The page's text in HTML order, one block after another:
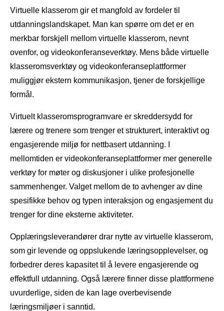
Virtuelle klasserom gir et mangfold av fordeler til
utdanningslandskapet. Man kan spørre om det er en
merkbar forskjell mellom virtuelle klasserom, nevnt
ovenfor, og videokonferanseverktøy. Mens både virtuelle
klasseromsverktøy og videokonferanseplattformer
muliggjør ekstern kommunikasjon, tjener de forskjellige
formål.
Virtuelt klasseromsprogramvare er skreddersydd for
lærere og trenere som trenger et strukturert, interaktivt og
engasjerende miljø for nettbasert utdanning. I
mellomtiden er videokonferanseplattformer mer generelle
verktøy for møter og diskusjoner i ulike profesjonelle
sammenhenger. Valget mellom de to avhenger av dine
spesifikke behov og typen interaksjon og engasjement du
trenger for dine eksterne aktiviteter.
Opplæringsleverandører drar nytte av virtuelle klasserom,
som gir levende og oppslukende læringsopplevelser, og
forbedrer deres kapasitet til å levere engasjerende og
effektfull utdanning. Også lærere finner disse plattformene
uvurderlige, siden de kan lage overbevisende
læringsmiljøer i sanntid.